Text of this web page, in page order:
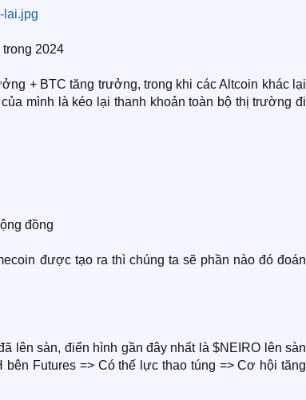
2024
+ BTC tăng trưởng, trong khi các Altcoin khác lại
mình là kéo lại thanh khoản toàn bộ thị trường đi
đồng
được tạo ra thì chúng ta sẽ phần nào đó đoán
lên sàn, điển hình gần đây nhất là $NEIRO lên sàn
bên Futures => Có thế lực thao túng => Cơ hội tăng